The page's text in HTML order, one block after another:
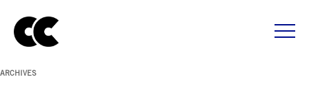
ARCHIVES